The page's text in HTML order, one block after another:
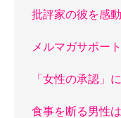
批評家の彼を感
メルマガサポー
「女性の承認」
食事を断る男性